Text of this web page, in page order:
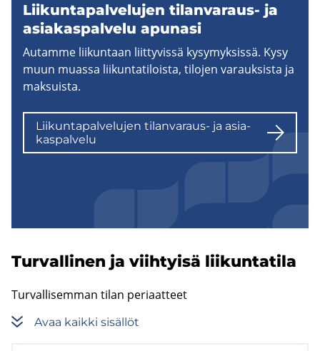
Lii­kun­ta­pal­ve­lu­jen tilanvaraus-​ ja
asia­kas­pal­ve­lu apu­na­si
Autamme liikuntaan liittyvissä kysymyksissä. Kysy
muun muassa liikuntatiloista, tilojen varauksista ja
maksuista.
Lii­kun­ta­pal­ve­lu­jen tilanvaraus-​ ja asia­
kas­pal­ve­lu
Tur­val­li­nen ja viih­tyi­sä lii­kun­ta­ti­la
Turvallisemman tilan periaatteet
Avaa kaik­ki si­säl­löt